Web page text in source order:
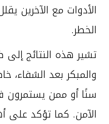
الأدوات مع الآخرين
الخطر.
تشير هذه النتائج إلى
والمبكر بعد الشفاء،
سنًا أو ممن يستمرون
الآمن. كما تؤكد على